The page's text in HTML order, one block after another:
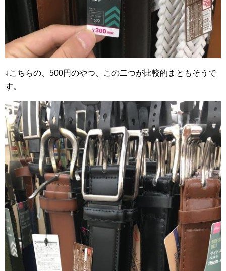
↓こちらの、500円のやつ、この二つが比較的まともそうで
す。